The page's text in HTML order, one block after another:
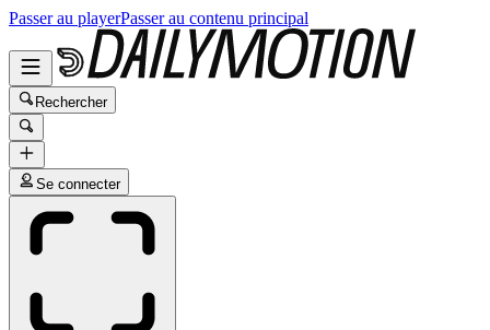
Passer au playerPasser au contenu principal
Rechercher
Se connecter